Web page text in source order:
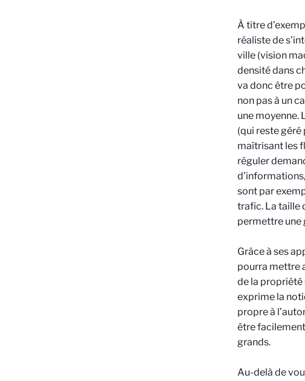
À titre
réaliste de
ville (vision
densité dans
va donc être
non pas à un
une moyenne.
(qui reste géré
maîtrisant les
réguler
sont par
trafic. La taille
permettre une
Grâce à ses
pourra mettre
de la propriété
exprime la
propre à
être
grands.
Au-delà de